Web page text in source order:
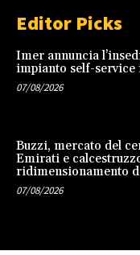
Editor Picks
Imer annuncia
impianto self-service
07/08/2026
Buzzi, mercato del
Emirati e
ridimensionamento
07/08/2026